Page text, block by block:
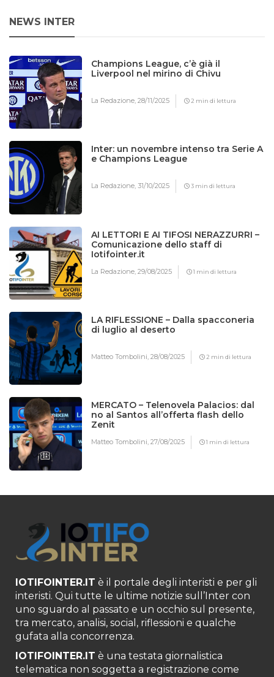
NEWS INTER
Champions League, c’è già il
Liverpool nel mirino di Chivu
La Redazione,28/11/2025 2 min di lettura
Inter: un novembre intenso tra Serie A
e Champions League
La Redazione,31/10/2025 3 min di lettura
AI LETTORI E AI TIFOSI NERAZZURRI –
Comunicazione dello staff di
Iotifointer.it
La Redazione,29/08/2025 1 min di lettura
LA RIFLESSIONE – Dalla spacconeria
di luglio al deserto
Matteo Tombolini,28/08/2025 2 min di lettura
MERCATO – Telenovela Palacios: dal
no al Santos all’offerta flash dello
Zenit
Matteo Tombolini,27/08/2025 1 min di lettura
IOTIFOINTER.IT è il portale degli interisti e per gli
interisti. Qui tutte le ultime notizie sull’Inter con
uno sguardo al passato e un occhio sul presente,
tra mercato, analisi, social, riflessioni e qualche
gufata alla concorrenza.
IOTIFOINTER.IT è una testata giornalistica
telematica non soggetta a registrazione come